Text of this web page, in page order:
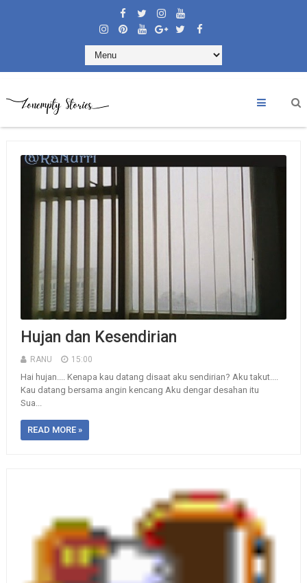
Hujan dan Kesendirian
RANU 15:00
Hai hujan.... Kenapa kau datang disaat aku sendirian? Aku takut....
Kau datang bersama angin kencang Aku dengar desahan itu
Sua...
READ MORE »